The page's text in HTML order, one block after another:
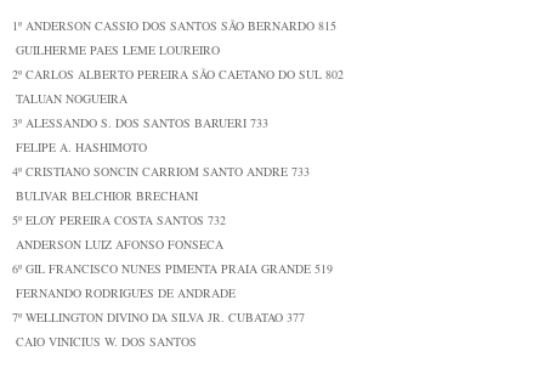
1º ANDERSON CASSIO DOS SANTOS SÃO BERNARDO 815
GUILHERME PAES LEME LOUREIRO
2º CARLOS ALBERTO PEREIRA SÃO CAETANO DO SUL 802
TALUAN NOGUEIRA
3º ALESSANDO S. DOS SANTOS BARUERI 733
FELIPE A. HASHIMOTO
4º CRISTIANO SONCIN CARRIOM SANTO ANDRE 733
BULIVAR BELCHIOR BRECHANI
5º ELOY PEREIRA COSTA SANTOS 732
ANDERSON LUIZ AFONSO FONSECA
6º GIL FRANCISCO NUNES PIMENTA PRAIA GRANDE 519
FERNANDO RODRIGUES DE ANDRADE
7º WELLINGTON DIVINO DA SILVA JR. CUBATAO 377
CAIO VINICIUS W. DOS SANTOS